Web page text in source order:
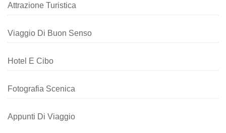
Attrazione Turistica
Viaggio Di Buon Senso
Hotel E Cibo
Fotografia Scenica
Appunti Di Viaggio